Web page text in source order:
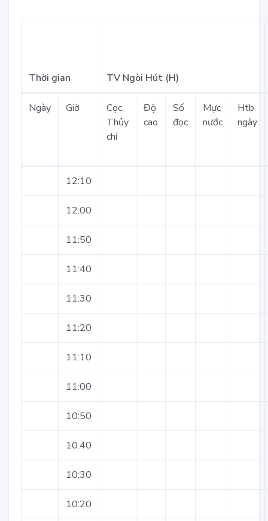
Thời gian TV Ngòi Hút (H)
Ngày Giờ
Cọc,
Thủy
chí
Độ
cao
Số
đọc
Mực
nước
Htb
ngày
12:10
12:00
11:50
11:40
11:30
11:20
11:10
11:00
10:50
10:40
10:30
10:20